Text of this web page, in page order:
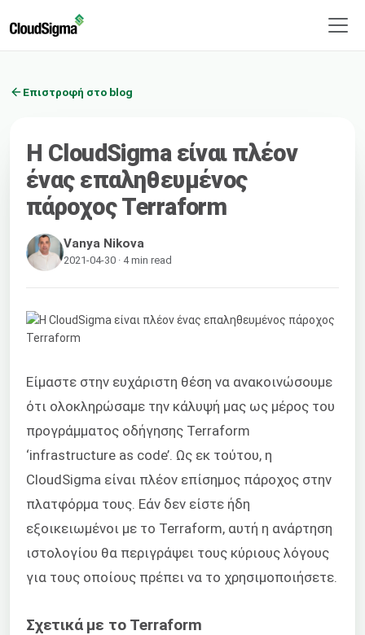
Επιστροφή στο blog
Η CloudSigma είναι πλέον
ένας επαληθευμένος
πάροχος Terraform
Vanya Nikova
2021-04-30 · 4 min read
Είμαστε στην ευχάριστη θέση να ανακοινώσουμε
ότι ολοκληρώσαμε την κάλυψή μας ως μέρος του
προγράμματος οδήγησης Terraform
‘infrastructure as code’. Ως εκ τούτου, η
CloudSigma είναι πλέον επίσημος πάροχος στην
πλατφόρμα τους. Εάν δεν είστε ήδη
εξοικειωμένοι με το Terraform, αυτή η ανάρτηση
ιστολογίου θα περιγράψει τους κύριους λόγους
για τους οποίους πρέπει να το χρησιμοποιήσετε.
Σχετικά με το Terraform